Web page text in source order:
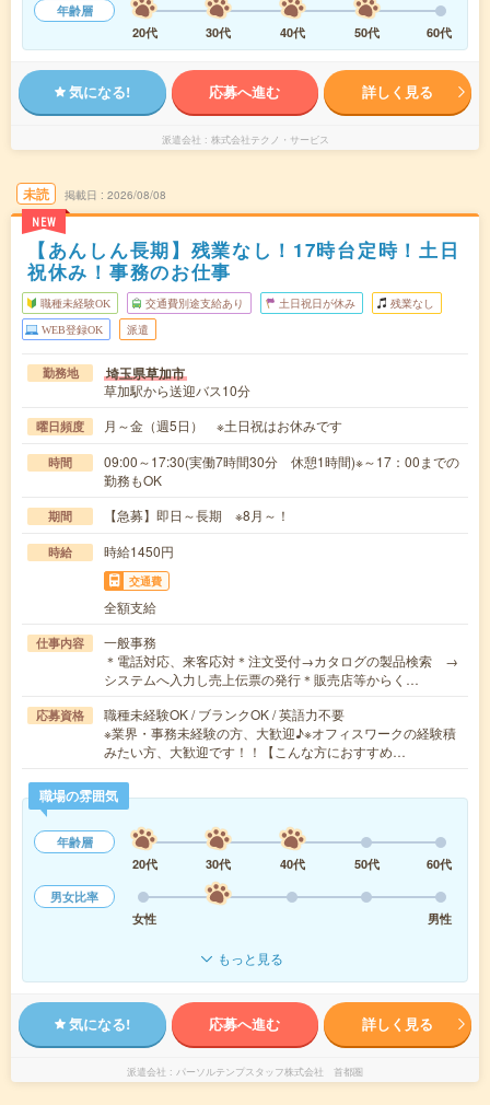
年齢層
20代
30代 40代 50代 60代
気になる! 応募へ進む 詳しく見る
派遣会社 株式会社テクノ・サービス
未読
NEW
掲載日 2026/08/08
【あんしん長期】残業なし！17時台定時！土日
祝休み！事務のお仕事
職種未経験OK 交通費別途支給あり 土日祝日が休み 残業なし
WEB登録OK 派遣
勤務地 埼玉県草加市
草加駅から送迎バス10分
曜日頻度 月～金（週5日） ※土日祝はお休みです
時間
09:00～17:30(実働7時間30分 休憩1時間)※～17：00までの
勤務もOK
期間 【急募】即日～長期 ※8月～！
時給 時給1450円
交通費
全額支給
仕事内容
一般事務
＊電話対応、来客応対＊注文受付→カタログの製品検索 →
システムへ入力し売上伝票の発行＊販売店等からく…
応募資格
職種未経験OK / ブランクOK / 英語力不要
※業界・事務未経験の方、大歓迎♪※オフィスワークの経験積
みたい方、大歓迎です！！【こんな方におすすめ…
職場の雰囲気
年齢層
20代
30代 40代 50代
60代
男女比率
女性
男性
もっと見る
気になる! 応募へ進む 詳しく見る
派遣会社 パーソルテンプスタッフ株式会社 首都圏